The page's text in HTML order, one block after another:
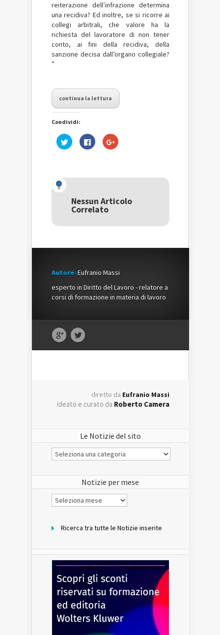
reiterazione dell’infrazione determina
una recidiva? Ed inoltre, se si ricorre ai
collegi arbitrali, che valore ha la
richiesta del lavoratore di non tener
conto, ai fini della recidiva, della
sanzione decisa dall’organo collegiale?
”
continua la lettura
Condividi:
Fai
clic
una
nuova
finestra)
Fai
clic
nuova
finestra)
Fai
clic
una
nuova
Nessun Articolo
Correlato
Autore:Eufranio Massi
esperto in Diritto del Lavoro - relatore a
corsi di formazione in materia di lavoro
diretto da Eufranio Massi
ideato e curato da Roberto Camera
Le Notizie del sito
Le
Notizie
Notizie per mese
Notizie
per
Ricerca tra tutte le Notizie inserite